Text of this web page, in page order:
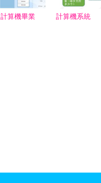
計算機畢業
計算機系統